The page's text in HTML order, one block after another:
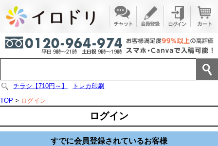
チラシ【710円～】
トレカ印刷
TOP > ログイン
ログイン
すでに会員登録されているお客様